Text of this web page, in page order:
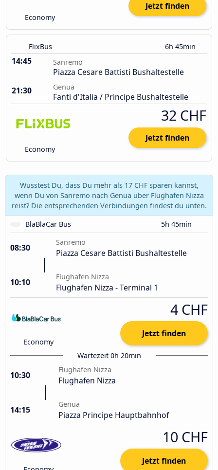
Economy
Jetzt finden
FlixBus 6h 45min
14:45 Sanremo
Piazza Cesare Battisti Bushaltestelle
21:30
Genua
Fanti d'Italia / Principe Bushaltestelle
Economy
32 CHF
Jetzt finden
Wusstest Du, dass Du mehr als 17 CHF sparen kannst,
wenn Du von Sanremo nach Genua über Flughafen Nizza
reist? Die entsprechenden Verbindungen findest du unten.
BlaBlaCar Bus
5h 45min
08:30
Sanremo
Piazza Cesare Battisti Bushaltestelle
10:10
Flughafen Nizza
Flughafen Nizza - Terminal 1
Economy
4 CHF
Jetzt finden
Wartezeit 0h 20min
10:30
Flughafen Nizza
Flughafen Nizza
14:15
Genua
Piazza Principe Hauptbahnhof
10 CHF
Jetzt finden